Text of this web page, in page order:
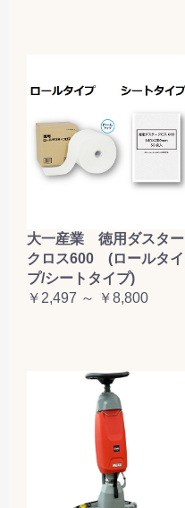
大一産業 徳用ダスター
クロス600 (ロールタイ
プ/シートタイプ)
￥2,497 ～ ￥8,800